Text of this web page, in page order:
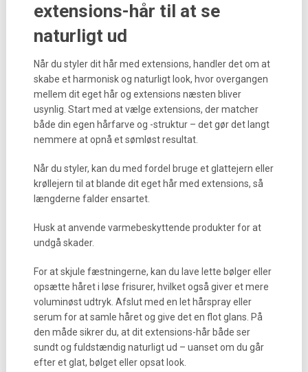
extensions-hår til at se
naturligt ud
Når du styler dit hår med extensions, handler det om at
skabe et harmonisk og naturligt look, hvor overgangen
mellem dit eget hår og extensions næsten bliver
usynlig. Start med at vælge extensions, der matcher
både din egen hårfarve og -struktur – det gør det langt
nemmere at opnå et sømløst resultat.
Når du styler, kan du med fordel bruge et glattejern eller
krøllejern til at blande dit eget hår med extensions, så
længderne falder ensartet.
Husk at anvende varmebeskyttende produkter for at
undgå skader.
For at skjule fæstningerne, kan du lave lette bølger eller
opsætte håret i løse frisurer, hvilket også giver et mere
voluminøst udtryk. Afslut med en let hårspray eller
serum for at samle håret og give det en flot glans. På
den måde sikrer du, at dit extensions-hår både ser
sundt og fuldstændig naturligt ud – uanset om du går
efter et glat, bølget eller opsat look.